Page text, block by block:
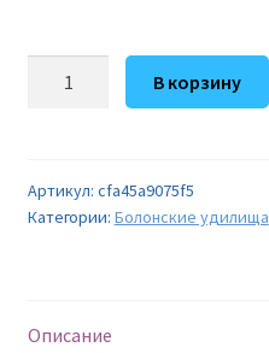
Количество
Maidi
Q-
/
В корзину
Артикул: cfa45a9075f5
Категории: Болонские удилища
Описание